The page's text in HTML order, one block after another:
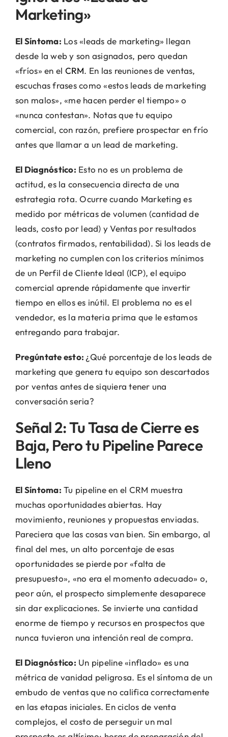
Marketing»
El Síntoma: Los «leads de marketing» llegan
desde la web y son asignados, pero quedan
«fríos» en el CRM. En las reuniones de ventas,
escuchas frases como «estos leads de marketing
son malos», «me hacen perder el tiempo» o
«nunca contestan». Notas que tu equipo
comercial, con razón, prefiere prospectar en frío
antes que llamar a un lead de marketing.
El Diagnóstico: Esto no es un problema de
actitud, es la consecuencia directa de una
estrategia rota. Ocurre cuando Marketing es
medido por métricas de volumen (cantidad de
leads, costo por lead) y Ventas por resultados
(contratos firmados, rentabilidad). Si los leads de
marketing no cumplen con los criterios mínimos
de un Perfil de Cliente Ideal (ICP), el equipo
comercial aprende rápidamente que invertir
tiempo en ellos es inútil. El problema no es el
vendedor, es la materia prima que le estamos
entregando para trabajar.
Pregúntate esto: ¿Qué porcentaje de los leads de
marketing que genera tu equipo son descartados
por ventas antes de siquiera tener una
conversación seria?
Señal 2: Tu Tasa de Cierre es
Baja, Pero tu Pipeline Parece
Lleno
El Síntoma: Tu pipeline en el CRM muestra
muchas oportunidades abiertas. Hay
movimiento, reuniones y propuestas enviadas.
Pareciera que las cosas van bien. Sin embargo, al
final del mes, un alto porcentaje de esas
oportunidades se pierde por «falta de
presupuesto», «no era el momento adecuado» o,
peor aún, el prospecto simplemente desaparece
sin dar explicaciones. Se invierte una cantidad
enorme de tiempo y recursos en prospectos que
nunca tuvieron una intención real de compra.
El Diagnóstico: Un pipeline «inflado» es una
métrica de vanidad peligrosa. Es el síntoma de un
embudo de ventas que no califica correctamente
en las etapas iniciales. En ciclos de venta
complejos, el costo de perseguir un mal